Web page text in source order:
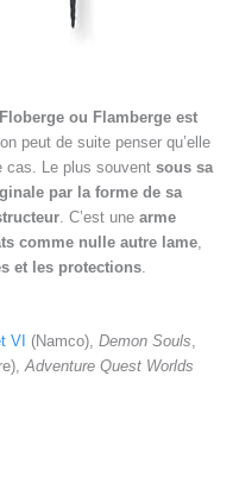
Floberge ou Flamberge est
on peut de suite penser qu’elle
cas. Le plus souvent sous sa
par la forme de sa
. C’est une arme
comme nulle autre lame
et les protections
VI (Namco), Demon Souls,
Adventure Quest Worlds